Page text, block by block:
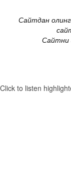
Сайтдан
Сайтни
Click to listen